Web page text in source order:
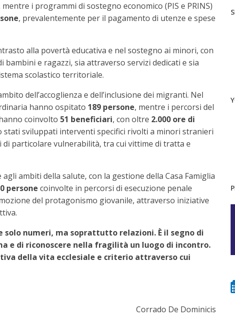
mentre i programmi di sostegno economico (PIS e PRINS)
, prevalentemente per il pagamento di utenze e spese
alla povertà educativa e nel sostegno ai minori, con
e ragazzi, sia attraverso servizi dedicati e sia
scolastico territoriale.
dell’accoglienza e dell’inclusione dei migranti. Nel
hanno ospitato 189 persone, mentre i percorsi del
coinvolto 51 beneficiari, con oltre 2.000 ore di
stati sviluppati interventi specifici rivolti a minori stranieri
particolare vulnerabilità, tra cui vittime di tratta e
ambiti della salute, con la gestione della Casa Famiglia
persone coinvolte in percorsi di esecuzione penale
del protagonismo giovanile, attraverso iniziative
numeri, ma soprattutto relazioni. È il segno di
e di riconoscere nella fragilità un luogo di incontro.
della vita ecclesiale e criterio attraverso cui
Corrado De Dominicis